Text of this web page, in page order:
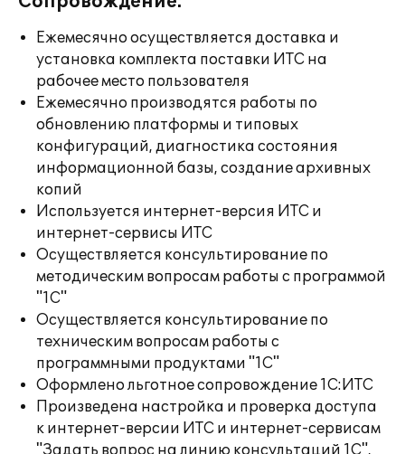
Ежемесячно осуществляется доставка и
установка комплекта поставки ИТС на
рабочее место пользователя
Ежемесячно производятся работы по
обновлению платформы и типовых
конфигураций, диагностика состояния
информационной базы, создание архивных
копий
Используется интернет-версия ИТС и
интернет-сервисы ИТС
Осуществляется консультирование по
методическим вопросам работы с программой
"1С"
Осуществляется консультирование по
техническим вопросам работы с
программными продуктами "1С"
Оформлено льготное сопровождение 1С:ИТС
Произведена настройка и проверка доступа
к интернет-версии ИТС и интернет-сервисам
"Задать вопрос на линию консультаций 1С",